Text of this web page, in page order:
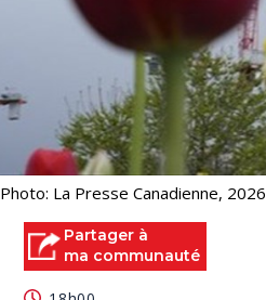
Photo: La Presse Canadienne, 2026
Partager à
ma communauté